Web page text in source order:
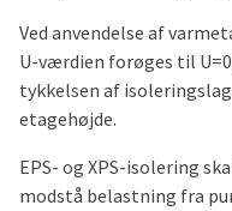
Ved anvendelse af
U-værdien forøges til
tykkelsen af
etagehøjde.
EPS- og XPS-isolering
modstå belastning fra